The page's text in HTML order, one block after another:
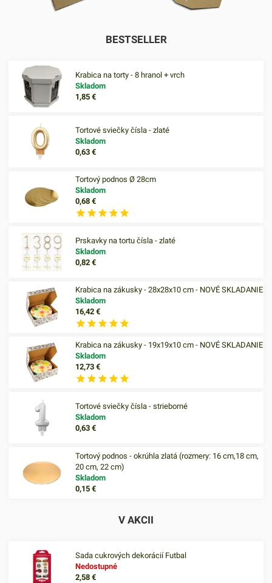
BESTSELLER
Krabica na torty - 8 hranol + vrch
Skladom
1,85€
Tortové sviečky čísla - zlaté
Skladom
0,63€
Tortový podnos Ø 28cm
Skladom
0,68€
Prskavky na tortu čísla - zlaté
Skladom
0,82€
Krabica na zákusky - 28x28x10 cm - NOVÉ SKLADANIE
Skladom
16,42€
Krabica na zákusky - 19x19x10 cm - NOVÉ SKLADANIE
Skladom
12,73€
Tortové sviečky čísla - strieborné
Skladom
0,63€
Tortový podnos - okrúhla zlatá (rozmery: 16 cm,18 cm,
20 cm, 22 cm)
Skladom
0,15€
V AKCII
Sada cukrových dekorácií Futbal
Nedostupné
2,58€